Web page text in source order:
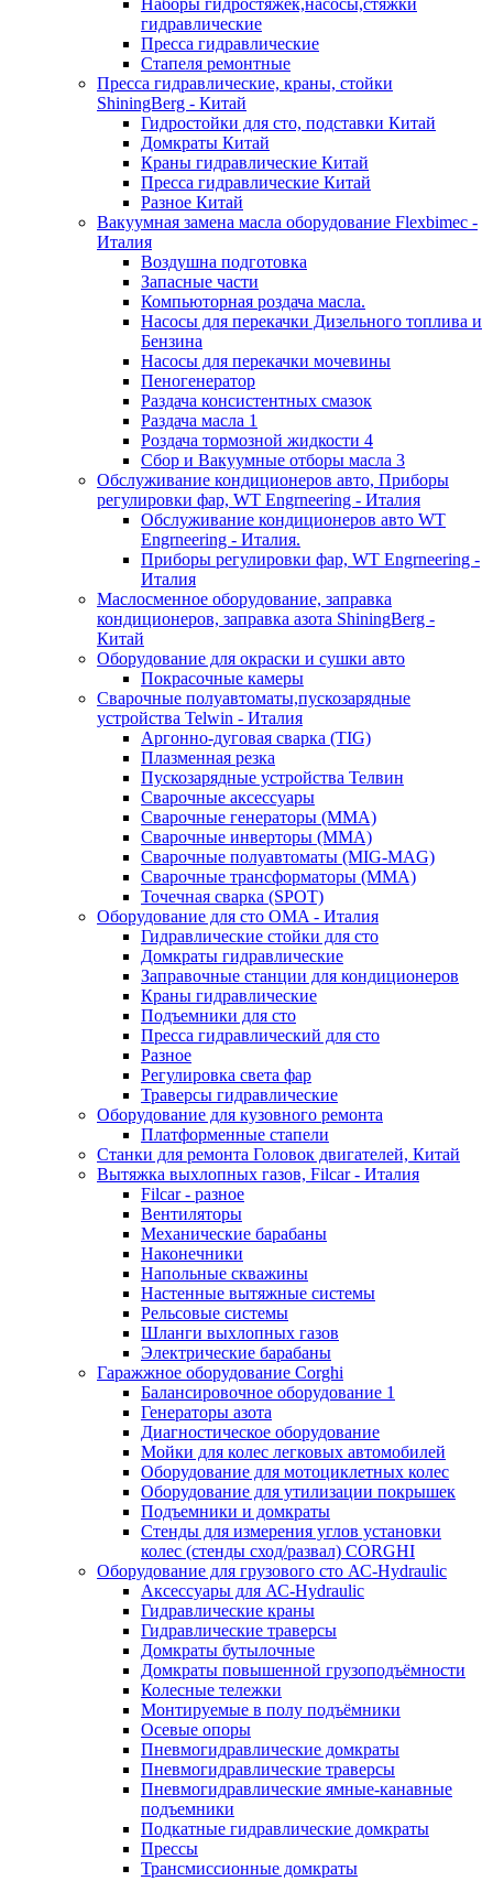
Наборы гидростяжек,насосы,стяжки
гидравлические
Пресса гидравлические
Стапеля ремонтные
Пресса гидравлические, краны, стойки
ShiningBerg - Китай
Гидростойки для сто, подставки Китай
Домкраты Китай
Краны гидравлические Китай
Пресса гидравлические Китай
Разное Китай
Вакуумная замена масла оборудование Flexbimeс -
Италия
Воздушна подготовка
Запасные части
Компьюторная роздача масла.
Насосы для перекачки Дизельного топлива и
Бензина
Насосы для перекачки мочевины
Пеногенератор
Раздача консистентных смазок
Раздача масла 1
Роздача тормозной жидкости 4
Сбор и Вакуумные отборы масла 3
Обслуживание кондиционеров авто, Приборы
регулировки фар, WT Engrneering - Италия
Обслуживание кондиционеров авто WT
Engrneering - Италия.
Приборы регулировки фар, WT Engrneering -
Италия
Маслосменное оборудование, заправка
кондиционеров, заправка азота ShiningBerg -
Китай
Оборудование для окраски и сушки авто
Покрасочные камеры
Сварочные полуавтоматы,пускозарядные
устройства Telwin - Италия
Аргонно-дуговая сварка (TIG)
Плазменная резка
Пускозарядные устройства Телвин
Сварочные аксессуары
Сварочные генераторы (MMA)
Сварочные инверторы (MMA)
Сварочные полуавтоматы (MIG-MAG)
Сварочные трансформаторы (MMA)
Точечная сварка (SPOT)
Оборудование для сто OMA - Италия
Гидравлические стойки для сто
Домкраты гидравлические
Заправочные станции для кондиционеров
Краны гидравлические
Подъемники для сто
Пресса гидравлический для сто
Разное
Регулировка света фар
Траверсы гидравлические
Оборудование для кузовного ремонта
Платформенные стапели
Станки для ремонта Головок двигателей, Китай
Вытяжка выхлопных газов, Filcar - Италия
Filcar - разное
Вентиляторы
Механические барабаны
Наконечники
Напольные скважины
Настенные вытяжные системы
Рельсовые системы
Шланги выхлопных газов
Электрические барабаны
Гаражжное оборудование Corghi
Балансировочное оборудование 1
Генераторы азота
Диагностическое оборудование
Мойки для колес легковых автомобилей
Оборудование для мотоциклетных колес
Оборудование для утилизации покрышек
Подъемники и домкраты
Стенды для измерения углов установки
колес (стенды сход/развал) CORGHI
Оборудование для грузового сто АС-Hydraulic
Аксессуары для АС-Hydraulic
Гидравлические краны
Гидравлические траверсы
Домкраты бутылочные
Домкраты повышенной грузоподъёмности
Колесные тележки
Монтируемые в полу подъёмники
Осевые опоры
Пневмогидравлические домкраты
Пневмогидравлические траверсы
Пневмогидравлические ямные-канавные
подъемники
Подкатные гидравлические домкраты
Прессы
Трансмиссионные домкраты